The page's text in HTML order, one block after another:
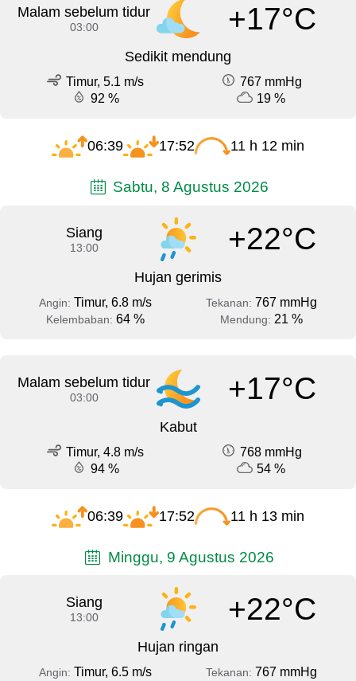
Malam sebelum tidur
03:00 +17°C
Sedikit mendung
Timur, 5.1 m/s
767 mmHg
92 %
19 %
06:39 17:52 11 h 12 min
Sabtu, 8 Agustus 2026
Siang
13:00 +22°C
Hujan gerimis
Angin: Timur, 6.8 m/s Tekanan: 767 mmHg
Kelembaban: 64 % Mendung: 21 %
Malam sebelum tidur
03:00 +17°C
Kabut
Timur, 4.8 m/s
768 mmHg
94 %
54 %
06:39 17:52 11 h 13 min
Minggu, 9 Agustus 2026
Siang
13:00 +22°C
Hujan ringan
Angin: Timur, 6.5 m/s Tekanan: 767 mmHg